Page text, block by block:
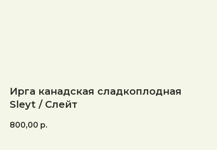
Ирга канадская сладкоплодная
Sleyt / Слейт
800,00 р.